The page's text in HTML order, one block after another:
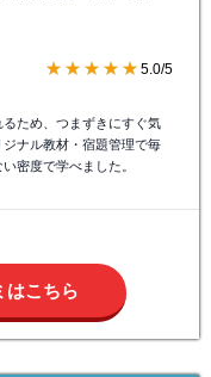
★★★★★ 5.0/5
ため、つまずきにすぐ気
ナル教材・宿題管理で毎
密度で学べました。
はこちら